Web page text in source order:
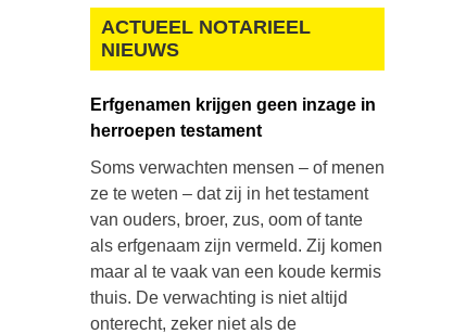
ACTUEEL NOTARIEEL
NIEUWS
Erfgenamen krijgen geen inzage in
herroepen testament
Soms verwachten mensen – of menen
ze te weten – dat zij in het testament
van ouders, broer, zus, oom of tante
als erfgenaam zijn vermeld. Zij komen
maar al te vaak van een koude kermis
thuis. De verwachting is niet altijd
onterecht, zeker niet als de